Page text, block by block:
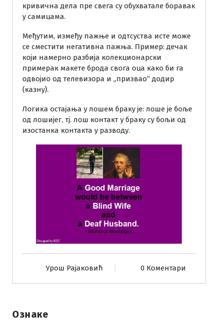
кривична дела пре свега су обухватале боравак
у самицама.
Међутим, између пажње и одтсуства исте може
се сместити негативна пажња. Пример: дечак
који намерно разбија колекционарски
примерак макете брода свога оца како би га
одвојио од телевизора и „призвао“ додир
(казну).
Логика остајања у лошем браку је: лоше је боље
од лошијег, тј. лош контакт у браку су бољи од
изостанка контакта у разводу.
Урош Рајаковић 0 Коментари
Ознаке